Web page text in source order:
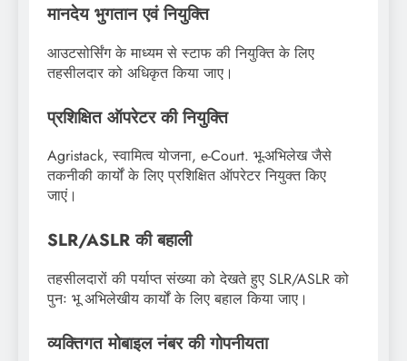
मानदेय भुगतान एवं नियुक्ति
आउटसोर्सिंग के माध्यम से स्टाफ की नियुक्ति के लिए
तहसीलदार को अधिकृत किया जाए।
प्रशिक्षित ऑपरेटर की नियुक्ति
Agristack, स्वामित्व योजना, e-Court. भू-अभिलेख जैसे
तकनीकी कार्यों के लिए प्रशिक्षित ऑपरेटर नियुक्त किए
जाएं।
SLR/ASLR की बहाली
तहसीलदारों की पर्याप्त संख्या को देखते हुए SLR/ASLR को
पुनः भू अभिलेखीय कार्यों के लिए बहाल किया जाए।
व्यक्तिगत मोबाइल नंबर की गोपनीयता